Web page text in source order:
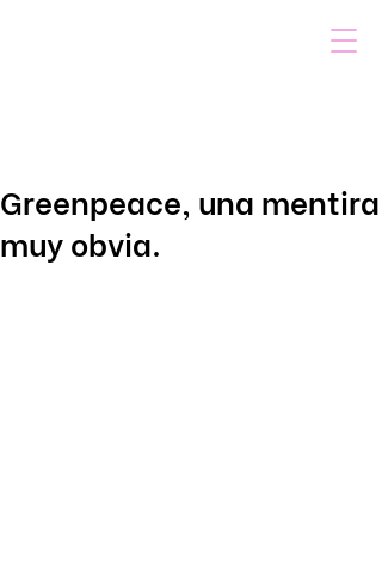
Greenpeace, una mentira
muy obvia.